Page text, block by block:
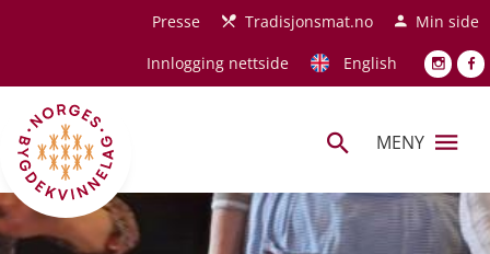
Hopp til hovedinnholdPresse Tradisjonsmat.no
Min side
Innlogging nettside
English
MENY